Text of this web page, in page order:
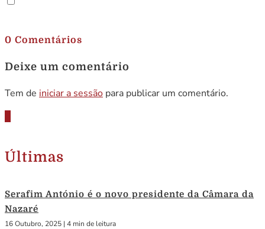
0 Comentários
Deixe um comentário
Tem de iniciar a sessão para publicar um comentário.
Últimas
Serafim António é o novo presidente da Câmara da
Nazaré
16 Outubro, 2025 | 4 min de leitura